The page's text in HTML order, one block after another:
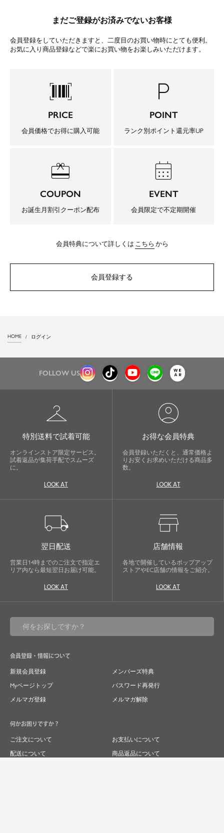
まだご登録がお済みでないお客様
会員登録をしていただきますと、二度目のお買い物時にとても便利。
お気に入り商品登録などで楽にお買い物をお楽しみいただけます。
barcode_scanner
PRICE
会員価格でお得に購入可能
local_parking
POINT
ランク別ポイント還元率UP
redeem
COUPON
お誕生月割引クーポン配布
calendar_month
EVENT
会員限定で不定期開催
会員特典について詳しくは こちら から
会員登録する
HOME ログイン
FOLLOW US
checkroom
特別送料で試着可能
オンラインストア限定サービス。
試着返品が集荷手配でスムーズ
に。
LOOK AT
account_circle
お得な会員特典
会員登録いただくと、通常価格よ
りお安くお求めいただける商品多
数。
LOOK AT
local_shipping
翌日配送
営業日14時までのご注文で指定エ
リア内なら最短翌日お届け可能。
LOOK AT
store
店舗情報
各地で開催しているポップアップ
ストアやEC店舗の情報をご紹介。
LOOK AT
会員登録・情報について
新規会員登録
メンバーズ特典
Myページトップ
パスワード再発行
メルマガ登録
メルマガ解除
何かお困りですか？
ご注文について
お支払いについて
配送について
商品返品について